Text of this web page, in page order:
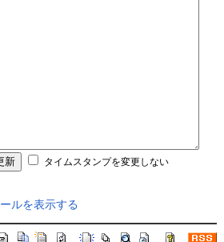
タイムスタンプを変更しない
ルを表示する